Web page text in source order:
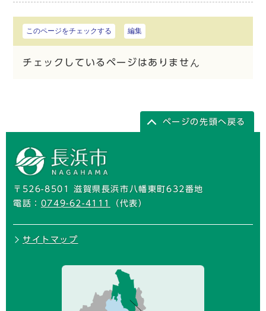
このページをチェックする 編集
チェックしているページはありません
ページの先頭へ戻る
〒526-8501 滋賀県長浜市八幡東町632番地
電話： 0749-62-4111 （代表）
サイトマップ